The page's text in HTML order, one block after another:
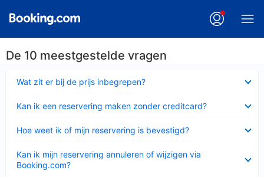
De 10 meestgestelde vragen
Wat zit er bij de prijs inbegrepen?
Kan ik een reservering maken zonder creditcard?
Hoe weet ik of mijn reservering is bevestigd?
Kan ik mijn reservering annuleren of wijzigen via
Booking.com?